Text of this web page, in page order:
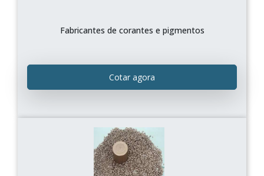
Fabricantes de corantes e pigmentos
Cotar agora